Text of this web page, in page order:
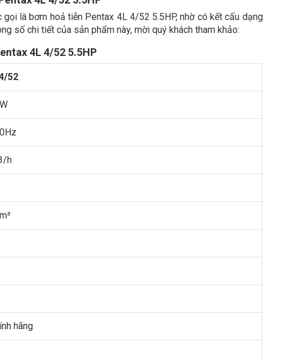
là bơm hoả tiễn Pentax 4L 4/52 5.5HP, nhờ có kết cấu dạng
số chi tiết của sản phẩm này, mời quý khách tham khảo:
4L 4/52 5.5HP
52
h
hãng